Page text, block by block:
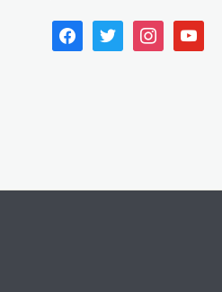
facebooktwitterinstagramyoutube